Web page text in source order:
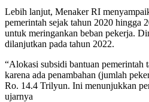
Lebih lanjut, Menaker RI
pemerintah sejak tahun 2020 hingga
untuk meringankan beban pekerja.
dilanjutkan pada tahun 2022.
“Alokasi subsidi bantuan
karena ada penambahan (jumlah
Ro. 14.4 Trilyun. Ini menunjukkan
ujarnya